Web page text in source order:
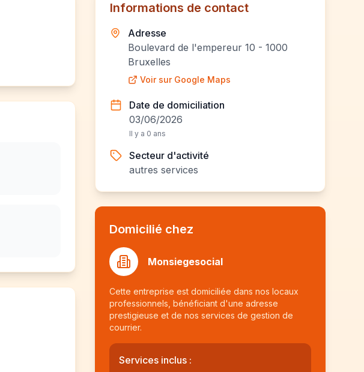
Informations de contact
Adresse
Boulevard de l'empereur 10 - 1000
Bruxelles
Voir sur Google Maps
Date de domiciliation
03/06/2026
Il y a 0 ans
Secteur d'activité
autres services
Domicilié chez
Monsiegesocial
Cette entreprise est domiciliée dans nos locaux
professionnels, bénéficiant d'une adresse
prestigieuse et de nos services de gestion de
courrier.
Services inclus :